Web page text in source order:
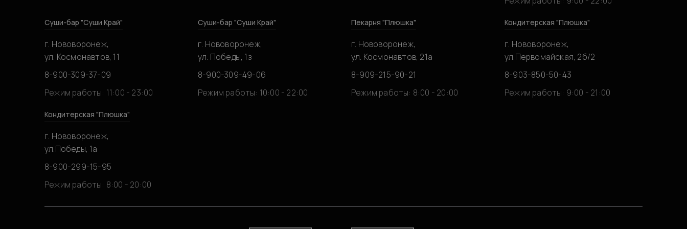
Суши-бар "Суши Край"
г. Нововоронеж,
ул. Космонавтов, 11
8-900-309-37-09
Режим работы: 11:00 - 23:00
Суши-бар "Суши Край"
г. Нововоронеж,
ул. Победы, 1з
8-900-309-49-06
Режим работы: 10:00 - 22:00
Пекарня "Плюшка"
г. Нововоронеж,
ул. Космонавтов, 21а
8-909-215-90-21
Режим работы: 8:00 - 20:00
Кондитерская "Плюшка"
г. Нововоронеж,
ул.Первомайская, 2б/2
8-903-850-50-43
Режим работы: 9:00 - 21:00
Кондитерская "Плюшка"
г. Нововоронеж,
ул.Победы, 1а
8-900-299-15-95
Режим работы: 8:00 - 20:00